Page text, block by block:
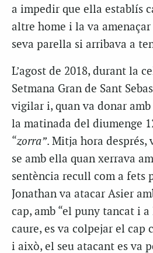
a impedir que ella establís
altre home i la va amenaçar
seva parella si arribava a
L’agost de 2018, durant la
Setmana Gran de Sant
vigilar i, quan va donar amb
la matinada del diumenge
“zorra”. Mitja hora després,
se amb ella quan xerrava
sentència recull com a fets
Jonathan va atacar Asier
cap, amb “el puny tancat i
caure, es va colpejar el
i això, el seu atacant es va